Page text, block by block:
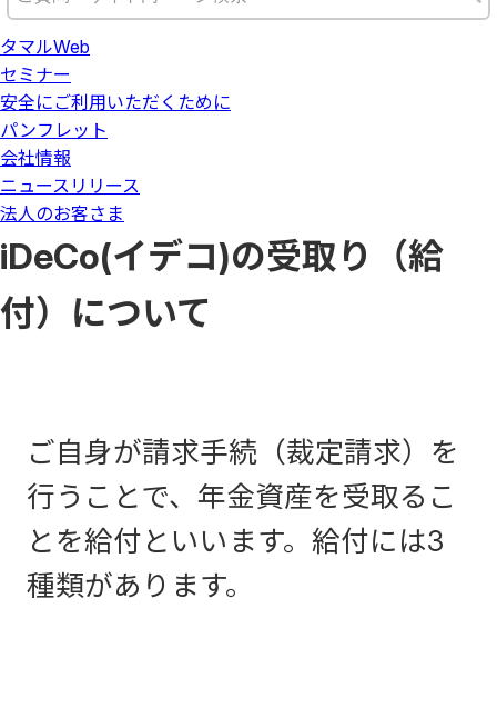
タマルWeb
セミナー
安全にご利用いただくために
パンフレット
会社情報
ニュースリリース
法人のお客さま
iDeCo(イデコ)の受取り（給
付）について
ご自身が請求手続（裁定請求）を
行うことで、年金資産を受取るこ
とを給付といいます。給付には3
種類があります。